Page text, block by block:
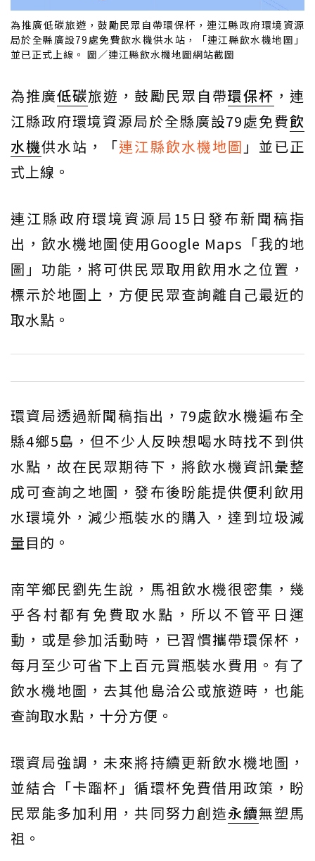
為推廣低碳旅遊，鼓勵民眾自帶環保杯，連江縣政府環境資源
局於全縣廣設79處免費飲水機供水站，「連江縣飲水機地圖」
並已正式上線。 圖／連江縣飲水機地圖網站截圖
為推廣低碳旅遊，鼓勵民眾自帶環保杯 ，連
江縣政府環境資源局於全縣廣設79處免費飲
水機供水站，「連江縣飲水機地圖 」並已正
式上線。
連江縣政府環境資源局15日發布新聞稿指
出，飲水機地圖使用Google Maps「我的地
圖」功能，將可供民眾取用飲用水之位置，
標示於地圖上，方便民眾查詢離自己最近的
取水點。
環資局透過新聞稿指出，79處飲水機遍布全
縣4鄉5島，但不少人反映想喝水時找不到供
水點，故在民眾期待下，將飲水機資訊彙整
成可查詢之地圖，發布後盼能提供便利飲用
水環境外，減少瓶裝水的購入，達到垃圾減
量目的。
南竿鄉民劉先生說，馬祖飲水機很密集，幾
乎各村都有免費取水點，所以不管平日運
動，或是參加活動時，已習慣攜帶環保杯，
每月至少可省下上百元買瓶裝水費用。有了
飲水機地圖，去其他島洽公或旅遊時，也能
查詢取水點，十分方便。
環資局強調，未來將持續更新飲水機地圖，
並結合「卡蹓杯」循環杯免費借用政策，盼
民眾能多加利用，共同努力創造永續無塑馬
祖。